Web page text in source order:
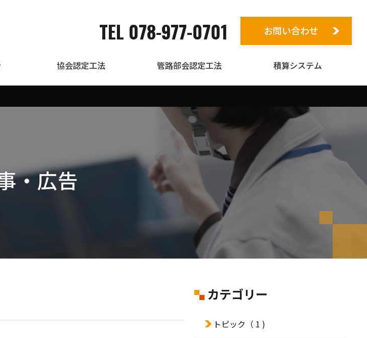
TEL 078-977-0701 お問い合わせ
協会認定工法 管路部会認定工法 積算システム
・広告
カテゴリー
トピック （ 1 )